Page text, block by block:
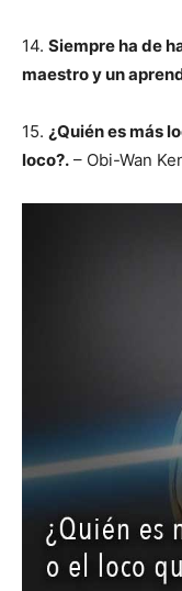
14. Siempre ha de
maestro y un
15. ¿Quién es más
loco?. – Obi-Wan